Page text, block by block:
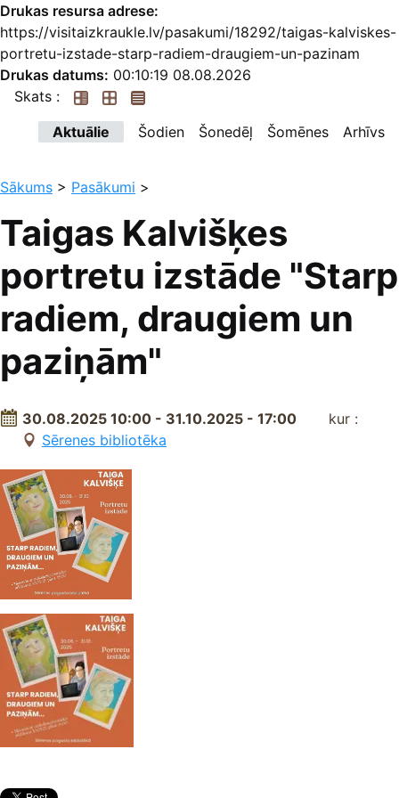
Drukas resursa adrese:
https://visitaizkraukle.lv/pasakumi/18292/taigas-kalviskes-
portretu-izstade-starp-radiem-draugiem-un-pazinam
Drukas datums: 00:10:19 08.08.2026
Skats :
Aktuālie
Šodien Šonedēļ Šomēnes Arhīvs
Sākums > Pasākumi >
Taigas Kalvišķes
portretu izstāde "Starp
radiem, draugiem un
paziņām"
30.08.2025 10:00 - 31.10.2025 - 17:00
kur :
Sērenes bibliotēka